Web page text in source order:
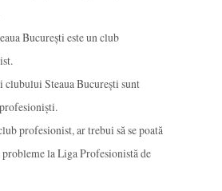
București este un club
Steaua București sunt
profesionist, ar trebui să se poată
la Liga Profesionistă de